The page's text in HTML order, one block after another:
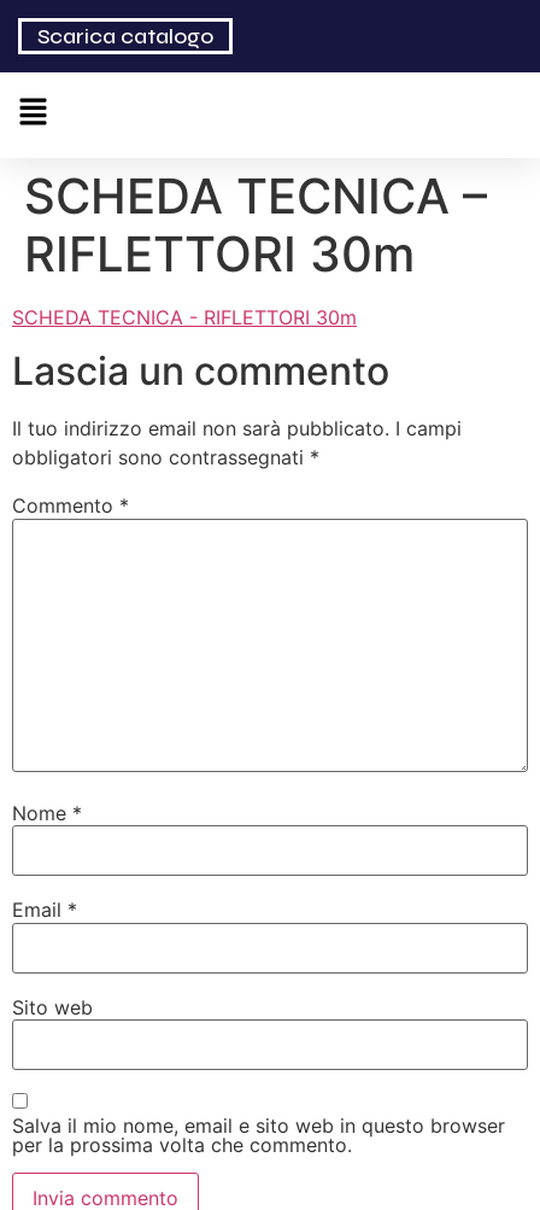
Scarica catalogo
SCHEDA TECNICA –
RIFLETTORI 30m
SCHEDA TECNICA - RIFLETTORI 30m
Lascia un commento
Il tuo indirizzo email non sarà pubblicato. I campi
obbligatori sono contrassegnati *
Commento *
Nome *
Email *
Sito web
Salva il mio nome, email e sito web in questo browser
per la prossima volta che commento.